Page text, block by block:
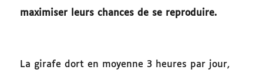
maximiser leurs chances de se reproduire.
La girafe dort en moyenne 3 heures par jour,